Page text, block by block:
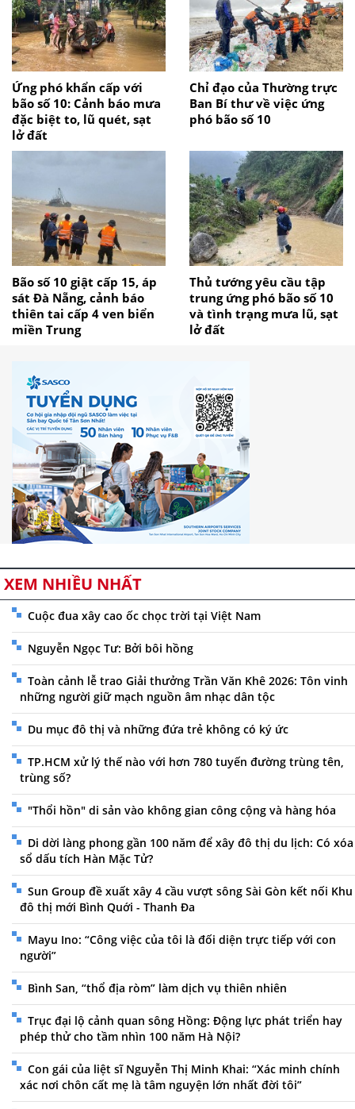
Ứng phó khẩn cấp với
bão số 10: Cảnh báo mưa
đặc biệt to, lũ quét, sạt
lở đất
Chỉ đạo của Thường trực
Ban Bí thư về việc ứng
phó bão số 10
Bão số 10 giật cấp 15, áp
sát Đà Nẵng, cảnh báo
thiên tai cấp 4 ven biển
miền Trung
Thủ tướng yêu cầu tập
trung ứng phó bão số 10
và tình trạng mưa lũ, sạt
lở đất
XEM NHIỀU NHẤT
Cuộc đua xây cao ốc chọc trời tại Việt Nam
Nguyễn Ngọc Tư: Bởi bôi hồng
Toàn cảnh lễ trao Giải thưởng Trần Văn Khê 2026: Tôn vinh
những người giữ mạch nguồn âm nhạc dân tộc
Du mục đô thị và những đứa trẻ không có ký ức
TP.HCM xử lý thế nào với hơn 780 tuyến đường trùng tên,
trùng số?
"Thổi hồn" di sản vào không gian công cộng và hàng hóa
Di dời làng phong gần 100 năm để xây đô thị du lịch: Có xóa
sổ dấu tích Hàn Mặc Tử?
Sun Group đề xuất xây 4 cầu vượt sông Sài Gòn kết nối Khu
đô thị mới Bình Quới - Thanh Đa
Mayu Ino: “Công việc của tôi là đối diện trực tiếp với con
người”
Bình San, “thổ địa ròm” làm dịch vụ thiên nhiên
Trục đại lộ cảnh quan sông Hồng: Động lực phát triển hay
phép thử cho tầm nhìn 100 năm Hà Nội?
Con gái của liệt sĩ Nguyễn Thị Minh Khai: “Xác minh chính
xác nơi chôn cất mẹ là tâm nguyện lớn nhất đời tôi”